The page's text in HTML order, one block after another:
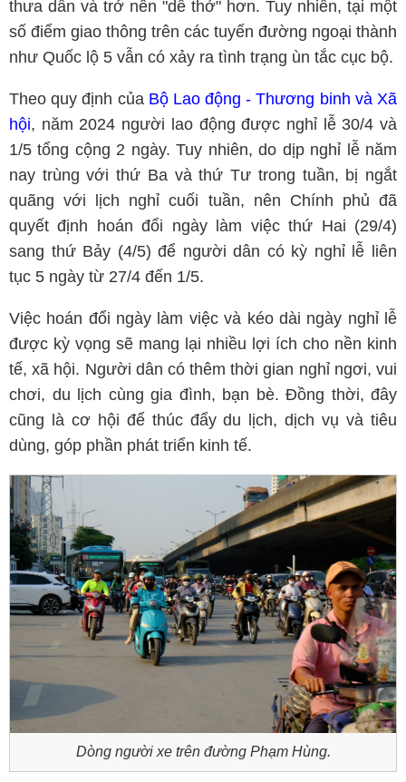
thưa dần và trở nên "dễ thở" hơn. Tuy nhiên, tại một
số điểm giao thông trên các tuyến đường ngoại thành
như Quốc lộ 5 vẫn có xảy ra tình trạng ùn tắc cục bộ.
Theo quy định của Bộ Lao động - Thương binh và Xã
hội, năm 2024 người lao động được nghỉ lễ 30/4 và
1/5 tổng cộng 2 ngày. Tuy nhiên, do dịp nghỉ lễ năm
nay trùng với thứ Ba và thứ Tư trong tuần, bị ngắt
quãng với lịch nghỉ cuối tuần, nên Chính phủ đã
quyết định hoán đổi ngày làm việc thứ Hai (29/4)
sang thứ Bảy (4/5) để người dân có kỳ nghỉ lễ liên
tục 5 ngày từ 27/4 đến 1/5.
Việc hoán đổi ngày làm việc và kéo dài ngày nghỉ lễ
được kỳ vọng sẽ mang lại nhiều lợi ích cho nền kinh
tế, xã hội. Người dân có thêm thời gian nghỉ ngơi, vui
chơi, du lịch cùng gia đình, bạn bè. Đồng thời, đây
cũng là cơ hội để thúc đẩy du lịch, dịch vụ và tiêu
dùng, góp phần phát triển kinh tế.
Dòng người xe trên đường Phạm Hùng.